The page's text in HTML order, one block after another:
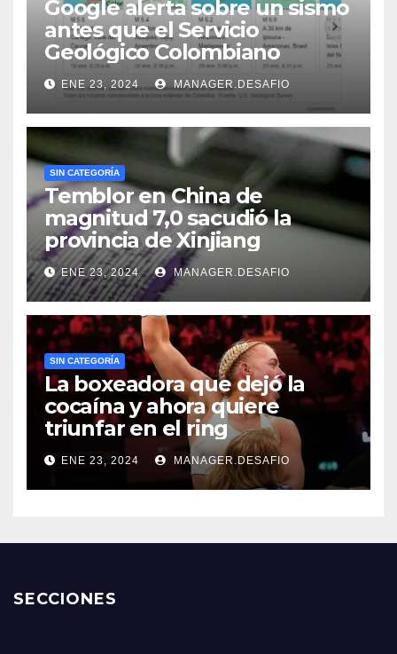
Google alerta sobre un sismo
antes que el Servicio
Geológico Colombiano
ENE 23, 2024 MANAGER.DESAFIO
SIN CATEGORÍA
Temblor en China de
magnitud 7,0 sacudió la
provincia de Xinjiang
ENE 23, 2024 MANAGER.DESAFIO
SIN CATEGORÍA
La boxeadora que dejó la
cocaína y ahora quiere
triunfar en el ring​
ENE 23, 2024 MANAGER.DESAFIO
SECCIONES